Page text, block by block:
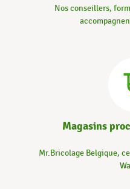
Nos conseillers,
Magasins
Mr.Bricolage Belgique,